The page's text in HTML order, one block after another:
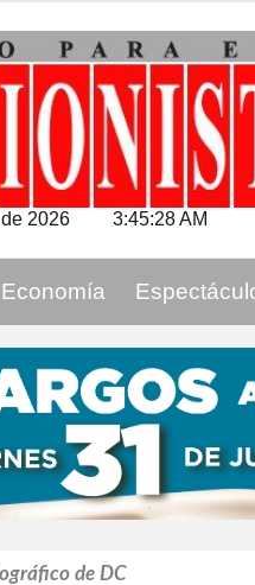
de 2026 3:45:29 AM
Economía